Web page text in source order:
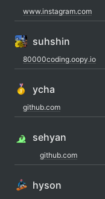
www.instagram.com
suhshin
80000coding.oopy.io
ycha
github.com
sehyan
github.com
hyson